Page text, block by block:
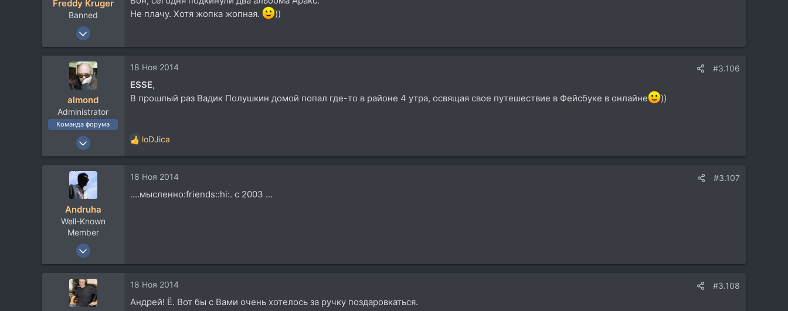
Freddy Kruger
Banned
9 Мар 2006
Моscow
Посетить сайт
Не плачу. Хотя жопка жопная.
))
almond
Administrator
Команда форума
22 Окт 2003
Moscow
18 Ноя 2014 #3.106
ESSE,
В прошлый раз Вадик Полушкин домой попал где-то в районе 4 утра, освящая свое путешествие в Фейсбуке в онлайне
))
Р
е
к
и
loDJica
Andruha
Well-Known
Member
24 Окт 2005
3.502
18 Ноя 2014 #3.107
....мысленно:friends::hi:. с 2003 ...
18 Ноя 2014 #3.108
Андрей! Ё. Вот бы с Вами очень хотелось за ручку поздаровкаться.